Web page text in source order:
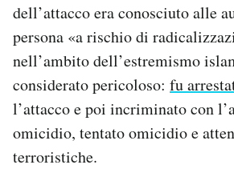
dell’attacco era conosciuto alle
persona «a rischio di
nell’ambito dell’estremismo
considerato pericoloso: fu
l’attacco e poi incriminato con
omicidio, tentato omicidio e
terroristiche.